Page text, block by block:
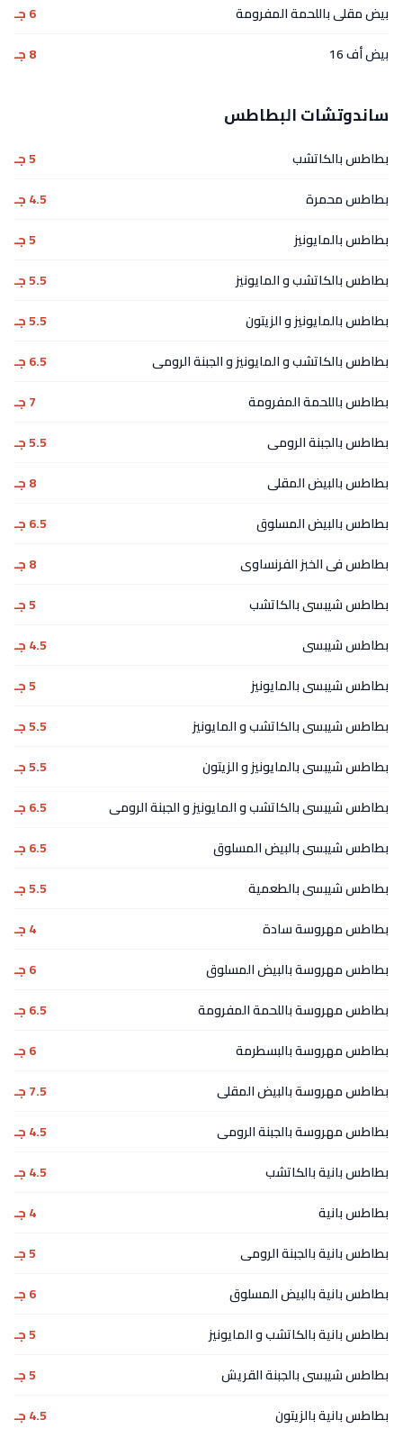
بيض مقلى باللحمة المفرومة
6 جـ
بيض أف 16
8 جـ
ساندوتشات البطاطس
بطاطس بالكاتشب
5 جـ
بطاطس محمرة
4.5 جـ
بطاطس بالمايونيز
5 جـ
بطاطس بالكاتشب و المايونيز
5.5 جـ
بطاطس بالمايونيز و الزيتون
5.5 جـ
بطاطس بالكاتشب و المايونيز و الجبنة الرومى
6.5 جـ
بطاطس باللحمة المفرومة
7 جـ
بطاطس بالجبنة الرومى
5.5 جـ
بطاطس بالبيض المقلى
8 جـ
بطاطس بالبيض المسلوق
6.5 جـ
بطاطس فى الخبز الفرنساوى
8 جـ
بطاطس شيبسى بالكاتشب
5 جـ
بطاطس شيبسى
4.5 جـ
بطاطس شيبسى بالمايونيز
5 جـ
بطاطس شيبسى بالكاتشب و المايونيز
5.5 جـ
بطاطس شيبسى بالمايونيز و الزيتون
5.5 جـ
بطاطس شيبسى بالكاتشب و المايونيز و الجبنة الرومى
6.5 جـ
بطاطس شيبسى بالبيض المسلوق
6.5 جـ
بطاطس شيبسى بالطعمية
5.5 جـ
بطاطس مهروسة سادة
4 جـ
بطاطس مهروسة بالبيض المسلوق
6 جـ
بطاطس مهروسة باللحمة المفرومة
6.5 جـ
بطاطس مهروسة بالبسطرمة
6 جـ
بطاطس مهروسة بالبيض المقلى
7.5 جـ
بطاطس مهروسة بالجبنة الرومى
4.5 جـ
بطاطس بانية بالكاتشب
4.5 جـ
بطاطس بانية
4 جـ
بطاطس بانية بالجبنة الرومى
5 جـ
بطاطس بانية بالبيض المسلوق
6 جـ
بطاطس بانية بالكاتشب و المايونيز
5 جـ
بطاطس شيبسى بالجبنة القريش
5 جـ
بطاطس بانية بالزيتون
4.5 جـ